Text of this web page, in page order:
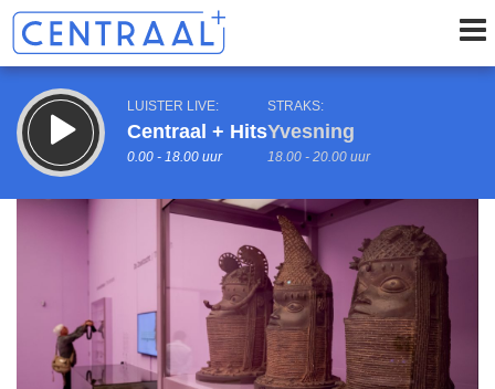
LUISTER LIVE:
Centraal + Hits
0.00 - 18.00 uur
STRAKS:
Yvesning
18.00 - 20.00 uur
uur 1 van 0 Volgend uur
Inklappen